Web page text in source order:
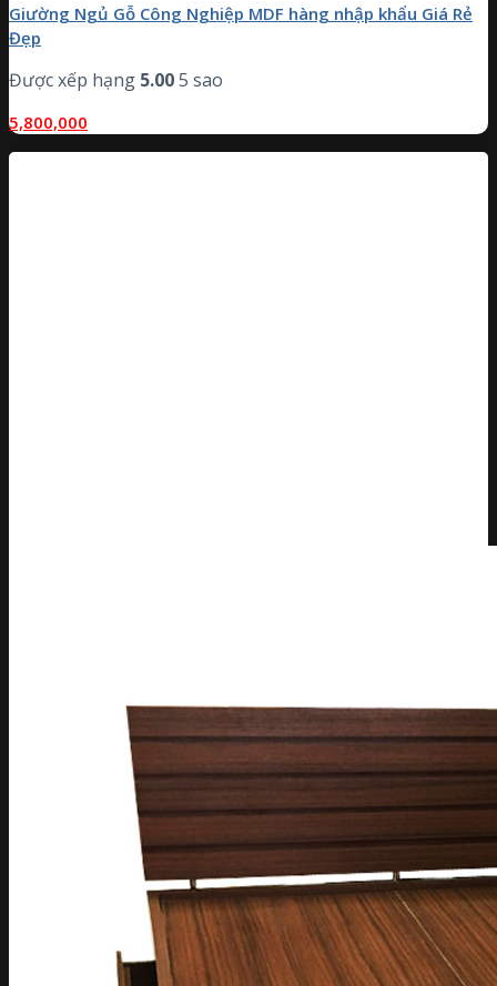
Giường Ngủ Gỗ Công Nghiệp MDF hàng nhập khẩu Giá Rẻ
Đẹp
Được xếp hạng 5.005 sao
5,800,000